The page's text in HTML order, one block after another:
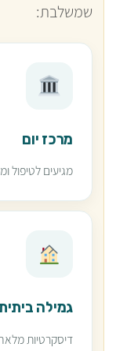
שמשלבת:
מרכז יום
מגיעים לטיפול
גמילה ביתית
דיסקרטיות